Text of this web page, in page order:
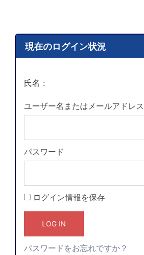
現在のログイン状況
氏名：
ユーザー名またはメールアドレス
パスワード
ログイン情報を保存
パスワードをお忘れですか？